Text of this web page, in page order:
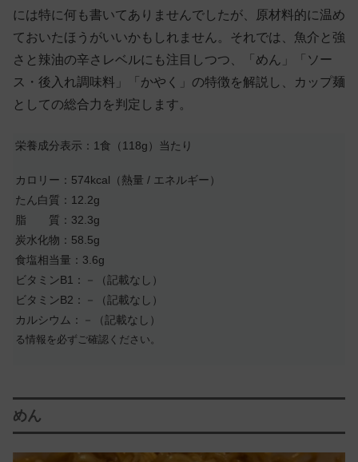
には特に何も書いてありませんでしたが、原材料的に温め
ておいたほうがいいかもしれません。それでは、魚介と強
さと辣油の辛さレベルにも注目しつつ、「めん」「ソー
ス・後入れ調味料」「かやく」の特徴を解説し、カップ麺
としての総合力を判定します。
栄養成分表示：1食（118g）当たり
カロリー：574kcal（熱量 / エネルギー）
たん白質：12.2g
脂 質：32.3g
炭水化物：58.5g
食塩相当量：3.6g
ビタミンB1：－（記載なし）
ビタミンB2：－（記載なし）
カルシウム：－（記載なし）
る情報を必ずご確認ください。
めん